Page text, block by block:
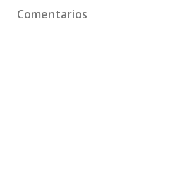
Comentarios